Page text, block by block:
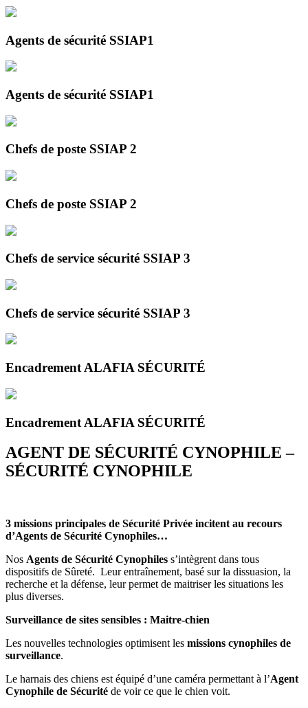
Agents de sécurité SSIAP1
Agents de sécurité SSIAP1
Chefs de poste SSIAP 2
Chefs de poste SSIAP 2
Chefs de service sécurité SSIAP 3
Chefs de service sécurité SSIAP 3
Encadrement ALAFIA SÉCURITÉ
Encadrement ALAFIA SÉCURITÉ
AGENT DE SÉCURITÉ CYNOPHILE –
SÉCURITÉ CYNOPHILE
3 missions principales de Sécurité Privée incitent au recours
d’Agents de Sécurité Cynophiles…
Nos Agents de Sécurité Cynophiles s’intègrent dans tous
dispositifs de Sûreté. Leur entraînement, basé sur la dissuasion, la
recherche et la défense, leur permet de maitriser les situations les
plus diverses.
Surveillance de sites sensibles : Maitre-chien
Les nouvelles technologies optimisent les missions cynophiles de
surveillance.
Le harnais des chiens est équipé d’une caméra permettant à l’Agent
Cynophile de Sécurité de voir ce que le chien voit.